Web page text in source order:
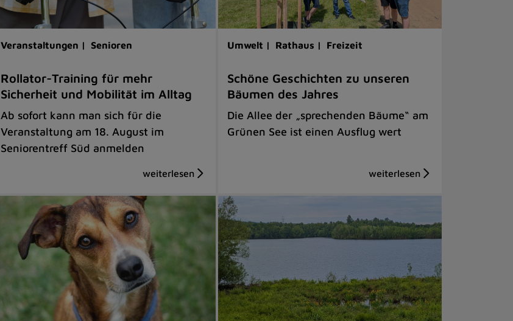
Veranstaltungen | Senioren
Rollator-Training für mehr
Sicherheit und Mobilität im Alltag
Ab sofort kann man sich für die
Veranstaltung am 18. August im
Seniorentreff Süd anmelden
Umwelt | Rathaus | Freizeit
Schöne Geschichten zu unseren
Bäumen des Jahres
Die Allee der „sprechenden Bäume“ am
Grünen See ist einen Ausflug wert